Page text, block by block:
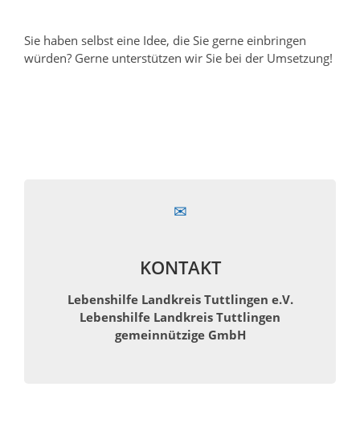
Sie haben selbst eine Idee, die Sie gerne einbringen
würden? Gerne unterstützen wir Sie bei der Umsetzung!
KONTAKT
Lebenshilfe Landkreis Tuttlingen e.V.
Lebenshilfe Landkreis Tuttlingen
gemeinnützige GmbH